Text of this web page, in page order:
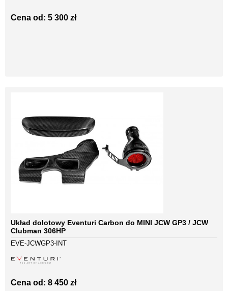
Cena od: 5 300 zł
Układ dolotowy Eventuri Carbon do MINI JCW GP3 / JCW
Clubman 306HP
EVE-JCWGP3-INT
Cena od: 8 450 zł